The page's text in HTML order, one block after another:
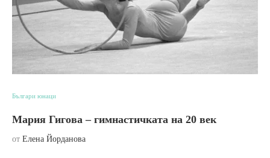
Българи юнаци
Мария Гигова – гимнастичката на 20 век
от Елена Йорданова